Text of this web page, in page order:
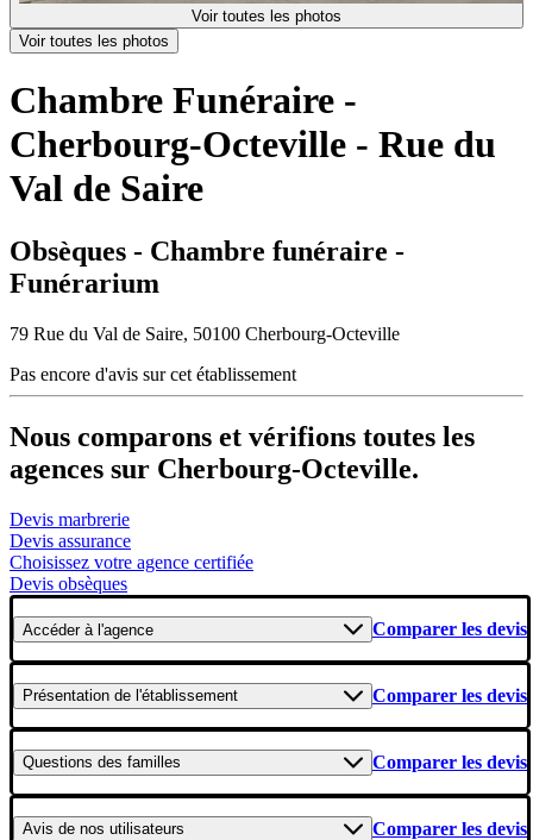
Voir toutes les photos
Voir toutes les photos
Chambre Funéraire -
Cherbourg-Octeville - Rue du
Val de Saire
Obsèques - Chambre funéraire -
Funérarium
79 Rue du Val de Saire, 50100 Cherbourg-Octeville
Pas encore d'avis sur cet établissement
Nous comparons et vérifions toutes les
agences sur Cherbourg-Octeville.
Devis marbrerie
Devis assurance
Choisissez votre agence certifiée
Devis obsèques
Accéderà l'agence Comparer les devis
Présentation de l'établissement Comparer les devis
Questions des familles Comparer les devis
Avis de nos utilisateurs Comparer les devis